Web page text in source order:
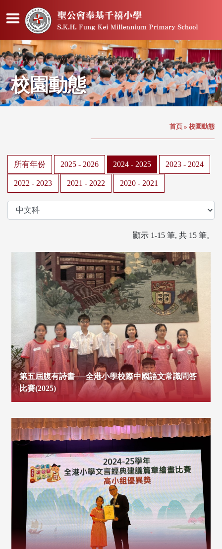
校園動態
首頁 » 校園動態
所有年份 2025 - 2026 2024 - 2025 2023 - 2024
2022 - 2023 2021 - 2022 2020 - 2021
顯示 1-15 筆, 共 15 筆。
第五屆腹有詩書──全港小學校際中國語文常識問答
比賽(2025)